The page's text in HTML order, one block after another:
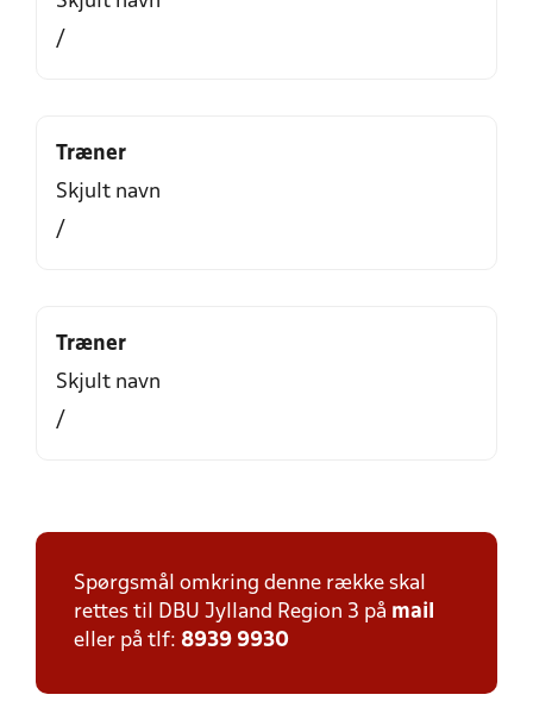
/
Træner
Skjult navn
/
Træner
Skjult navn
/
Spørgsmål omkring denne række skal
rettes til DBU Jylland Region 3 på mail
eller på tlf: 8939 9930